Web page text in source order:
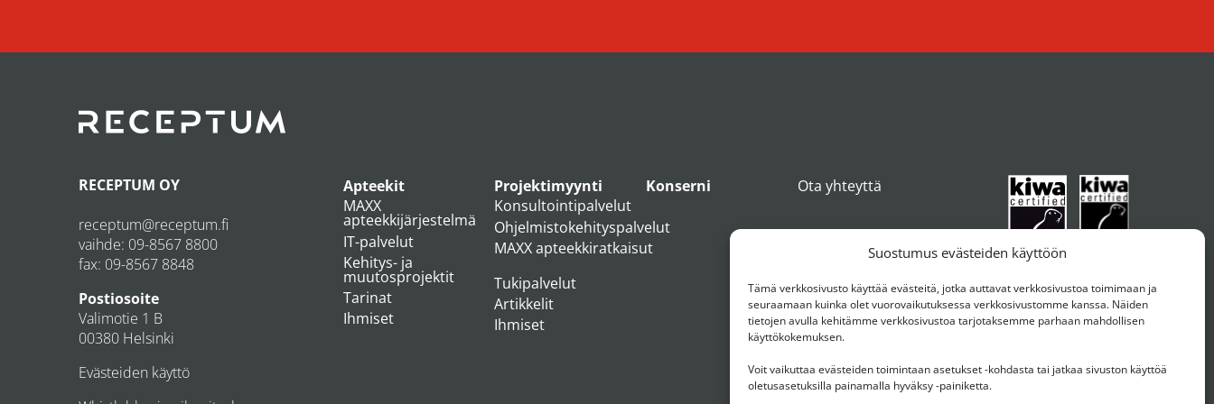
Suostumus evästeiden käyttöön
Tämä verkkosivusto käyttää evästeitä, jotka auttavat verkkosivustoa toimimaan ja
seuraamaan kuinka olet vuorovaikutuksessa verkkosivustomme kanssa. Näiden
tietojen avulla kehitämme verkkosivustoa tarjotaksemme parhaan mahdollisen
käyttökokemuksen.
Voit vaikuttaa evästeiden toimintaan asetukset -kohdasta tai jatkaa sivuston käyttöä
oletusasetuksilla painamalla hyväksy -painiketta.
RECEPTUM OY
receptum@receptum.fi
vaihde: 09-8567 8800
fax: 09-8567 8848
Postiosoite
Valimotie 1 B
00380 Helsinki
Evästeiden käyttö
Apteekit
MAXX
apteekkijärjestelmä
IT-palvelut
Kehitys- ja
muutosprojektit
Tarinat
Ihmiset
Projektimyynti
Konsultointipalvelut
Ohjelmistokehityspalvelut
MAXX apteekkiratkaisut
Tukipalvelut
Artikkelit
Ihmiset
Konserni Ota yhteyttä